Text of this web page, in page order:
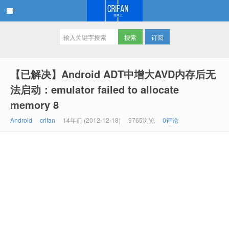
订阅
【已解决】Android ADT中增大AVD内存后无
法启动：emulator failed to allocate
memory 8
Android crifan 14年前 (2012-12-18) 9765浏览 0评论